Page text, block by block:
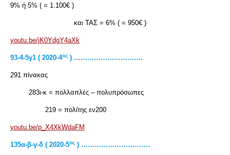
9% ή 5% ( = 1.100€ )
και ΤΑΣ = 6% ( = 950€ )
youtu.be/jK0YdgY4aXk
93-4-5γ1 ( 2020-4ος ) ………………………….
291 πίνακας
283ι-κ = πολλαπλές – πολυπρόσωπες
219 = πολίτης εν200
youtu.be/p_X4XkWdaFM
135α-β-γ-δ ( 2020-5ος ) ………………………….